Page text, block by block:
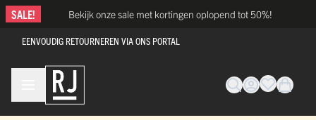
Ga naar de inhoud
SALE! Bekijk onze sale met kortingen oplopend tot 50%!
EENVOUDIG RETOURNEREN VIA ONS PORTAL